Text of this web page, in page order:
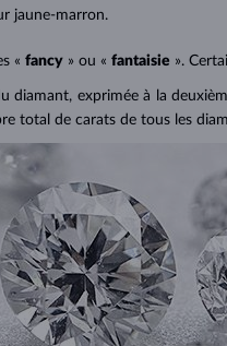
jaune-marron.
« fancy » ou « fantaisie ».
diamant, exprimée à la
total de carats de tous les